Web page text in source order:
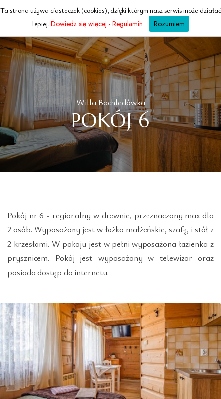
WILLA
Bachledowka
ZAKOPANE · TATRY
Willa Bachledówka
POKÓJ 6
Pokój nr 6 - regionalny w drewnie, przeznaczony max dla
2 osób. Wyposażony jest w łóżko małżeńskie, szafę, i stół z
2 krzesłami. W pokoju jest w pełni wyposażona łazienka z
prysznicem. Pokój jest wyposażony w telewizor oraz
posiada dostęp do internetu.
Ta strona używa ciasteczek (cookies), dzięki którym nasz serwis może działać
lepiej. Dowiedz się więcej - Regulamin Rozumiem